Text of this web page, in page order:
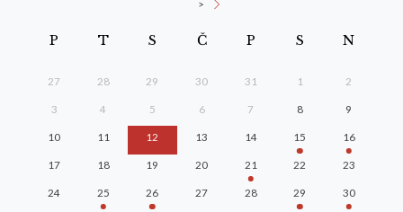
>
P T S Č P S N
27 28 29 30 31 1 2
3 4 5 6 7 8 9
10 11 12 13 14 15 16
17 18 19 20 21 22 23
24 25 26 27 28 29 30